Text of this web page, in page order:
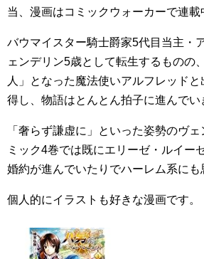
当、漫画はコミックウォーカーで連載
バウマイスター騎士爵家5代目当主・
ェンデリン5歳として転生するものの
人」となった魔法使いアルフレッド
得し、物語はとんとん拍子に進んでい
「奢らず謙虚に」といった姿勢のヴ
ミック4巻では既にエリーゼ・ルイー
婚約が進んでいたりでハーレム系に
個人的にイラストも好きな漫画です。